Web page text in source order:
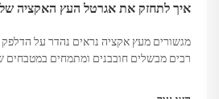
איך לתחזק את אגרטל העץ האקציה
מגשורים מעץ אקציה נראים נהדר על הדלפק
רבים מבשלים חובבנים ומתמחים